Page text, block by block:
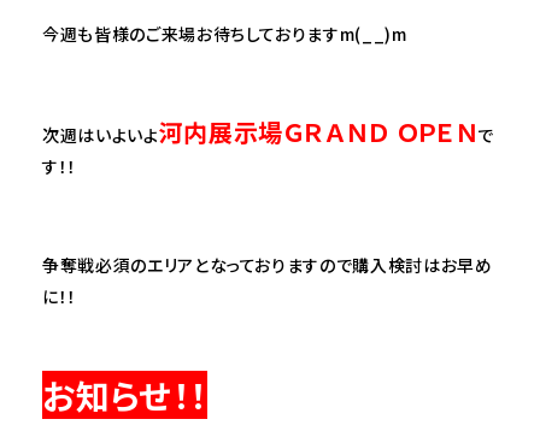
今週も皆様のご来場お待ちしておりますm(__)m
次週はいよいよ河内展示場ＧＲＡＮＤ ＯＰＥＮで
す！！
争奪戦必須のエリアとなっておりますので購入検討はお早め
に！！
お知らせ！！